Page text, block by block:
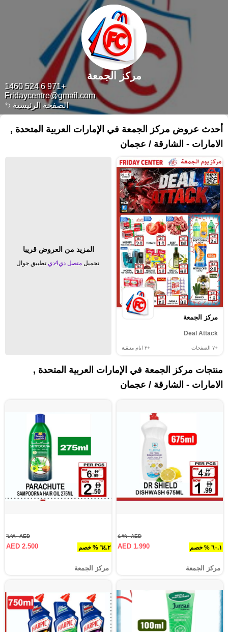
الصفحة الرئيسية
+971 6 524 1460
Fridaycentre@gmail.com
مركز الجمعة
أحدث عروض مركز الجمعة في الإمارات العربية المتحدة ,
الامارات - الشارقة / عجمان
مركز الجمعة
Deal Attack
+٧ الصفحات +٢ ايام متبقية
المزيد من العروض قريبا
تحميل متصل دي4دي تطبيق جوال
منتجات مركز الجمعة في الإمارات العربية المتحدة ,
الامارات - الشارقة / عجمان
٦٠.١ % خصم
AED ٤.٩٩٠
AED 1.990
مركز الجمعة
٦٤.٢ % خصم
AED ٦.٩٩٠
AED 2.500
مركز الجمعة